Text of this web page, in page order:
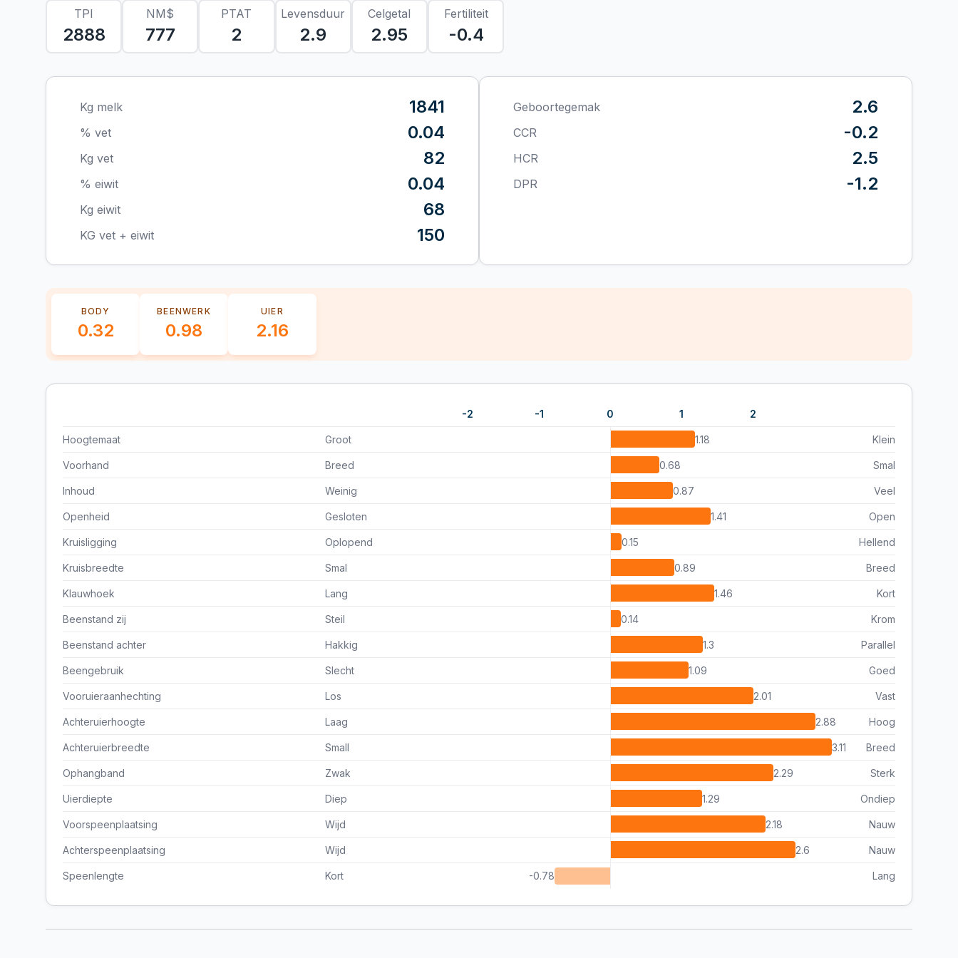
TPI
2888
NM$
777
PTAT
2
Levensduur
2.9
Celgetal
2.95
Fertiliteit
-0.4
Kg melk 1841
% vet 0.04
Kg vet 82
% eiwit 0.04
Kg eiwit 68
KG vet + eiwit 150
Geboortegemak 2.6
CCR -0.2
HCR 2.5
DPR -1.2
BODY
0.32
BEENWERK
0.98
UIER
2.16
-2 -1 0 1 2
Hoogtemaat Groot 1.18 Klein
Voorhand Breed 0.68 Smal
Inhoud Weinig 0.87 Veel
Openheid Gesloten 1.41 Open
Kruisligging Oplopend 0.15 Hellend
Kruisbreedte Smal 0.89 Breed
Klauwhoek Lang 1.46 Kort
Beenstand zij Steil 0.14 Krom
Beenstand achter Hakkig 1.3 Parallel
Beengebruik Slecht 1.09 Goed
Vooruieraanhechting Los 2.01 Vast
Achteruierhoogte Laag 2.88 Hoog
Achteruierbreedte Small 3.11 Breed
Ophangband Zwak 2.29 Sterk
Uierdiepte Diep 1.29 Ondiep
Voorspeenplaatsing Wijd 2.18 Nauw
Achterspeenplaatsing Wijd 2.6 Nauw
Speenlengte Kort -0.78 Lang